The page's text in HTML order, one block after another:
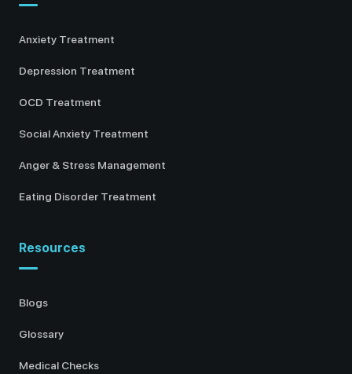
Anxiety Treatment
Depression Treatment
OCD Treatment
Social Anxiety Treatment
Anger & Stress Management
Eating Disorder Treatment
Resources
Blogs
Glossary
Medical Checks